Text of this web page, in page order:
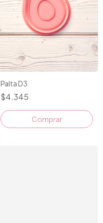
Palta D3
$4.345
Comprar